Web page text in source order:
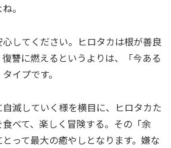
。
してください。ヒロタカは根が善良
讐に燃えるというよりは、「今ある
イプです。
滅していく様を横目に、ヒロタカた
べて、楽しく冒険する。その「余
って最大の癒やしとなります。嫌な